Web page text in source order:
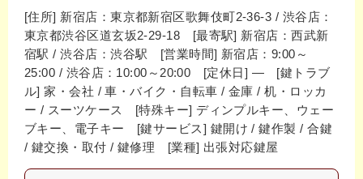
[住所] 新宿店：東京都新宿区歌舞伎町2-36-3 / 渋谷店：
東京都渋谷区道玄坂2-29-18 [最寄駅] 新宿店：西武新
宿駅 / 渋谷店：渋谷駅 [営業時間] 新宿店：9:00～
25:00 / 渋谷店：10:00～20:00 [定休日] ― [鍵トラブ
ル] 家・会社 / 車・バイク・自転車 / 金庫 / 机・ロッカ
ー / スーツケース [特殊キー] ディンプルキー、ウェー
ブキー、電子キー [鍵サービス] 鍵開け / 鍵作製 / 合鍵
/ 鍵交換・取付 / 鍵修理 [業種] 出張対応鍵屋